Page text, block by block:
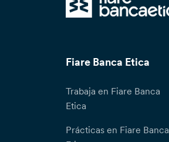
Fiare Banca Etica
Trabaja en Fiare Banca
Etica
Prácticas en Fiare Banca